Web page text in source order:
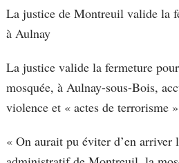
La justice de Montreuil valide la
à Aulnay
La justice valide la fermeture
mosquée, à Aulnay-sous-Bois,
violence et « actes de terrorisme »
« On aurait pu éviter d’en arriver